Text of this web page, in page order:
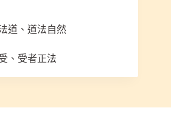
道、道法自然
、受者正法